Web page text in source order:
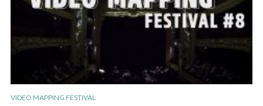
VIDEO MAPPING FESTIVAL